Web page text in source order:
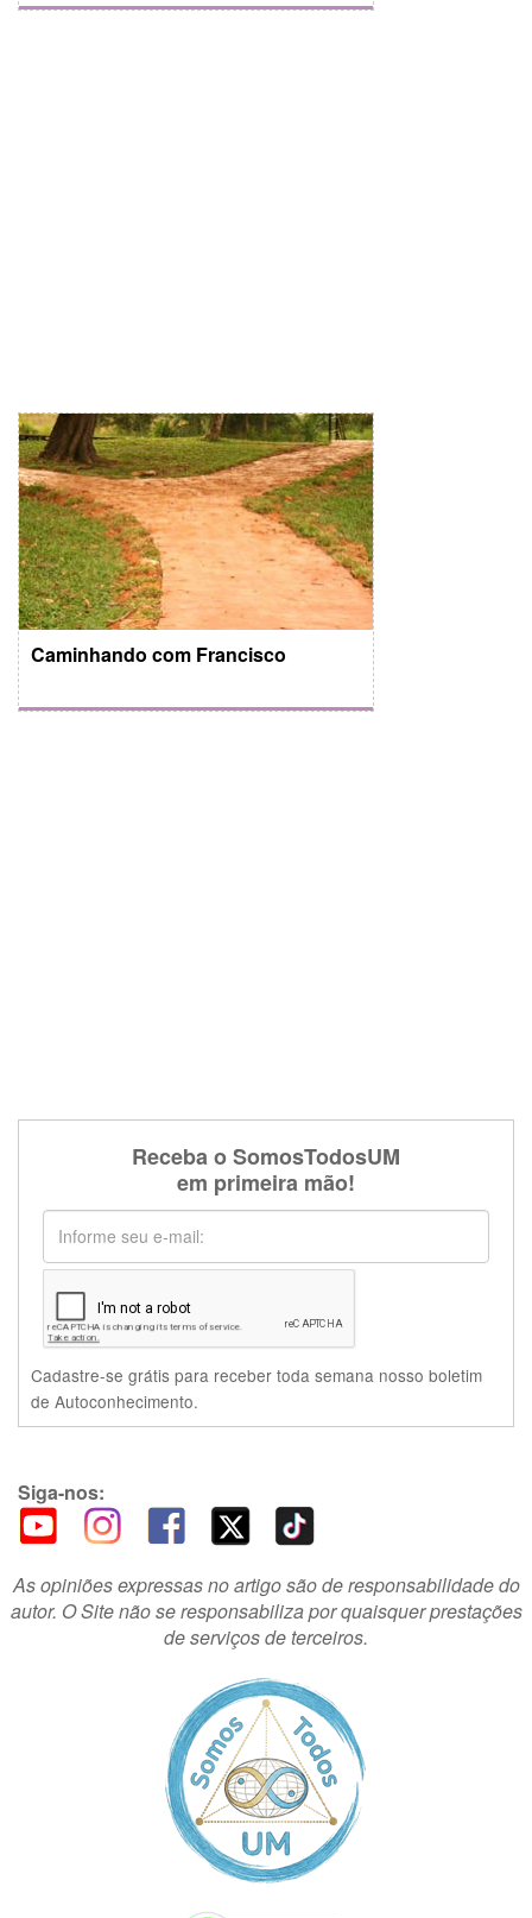
Caminhando com Francisco
Receba o SomosTodosUM
em primeira mão!
Cadastre-se grátis para receber toda semana nosso boletim
de Autoconhecimento.
Siga-nos:
As opiniões expressas no artigo são de responsabilidade do
autor. O Site não se responsabiliza por quaisquer prestações
de serviços de terceiros.